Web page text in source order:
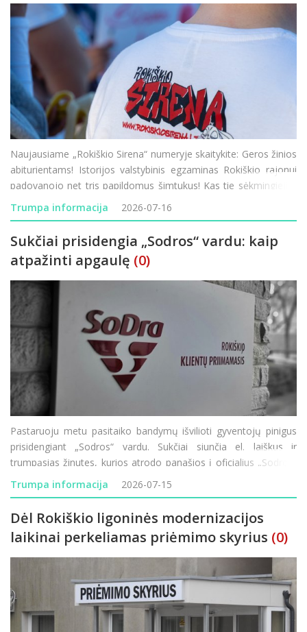
Naujausiame „Rokiškio Sirena“ numeryje skaitykite: Geros žinios
abiturientams! Istorijos valstybinis egzaminas Rokiškio rajonui
padovanojo net tris papildomus šimtukus! Kas tie sėkmingieji ir
kaip sekėsi kitiems mūsų krašto moksleiviams? Mados
naujienos mi
Trumpa informacija 2026-07-16
Sukčiai prisidengia „Sodros“ vardu: kaip
atpažinti apgaulę (0)
Pastaruoju metu pasitaiko bandymų išvilioti gyventojų pinigus
prisidengiant „Sodros“ vardu. Sukčiai siunčia el. laiškus ir
trumpąsias žinutes, kurios atrodo panašios į oficialius „Sodros“
pranešimus, tačiau jų tikslas – atskleisti prisijungim
Trumpa informacija 2026-07-15
Dėl Rokiškio ligoninės modernizacijos
laikinai perkeliamas priėmimo skyrius (0)